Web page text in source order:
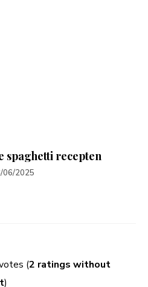
spaghetti recepten
06/2025
(2 ratings without
)